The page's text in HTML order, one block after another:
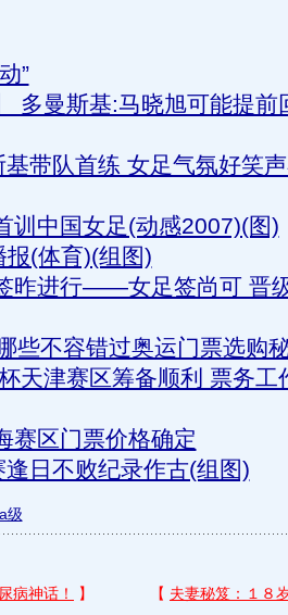
”
多曼斯基:马晓旭可能提前
基带队首练 女足气氛好笑
训中国女足(动感2007)(图)
(体育)(组图)
昨进行——女足签尚可 晋
些不容错过奥运门票选购
天津赛区筹备顺利 票务工
赛区门票价格确定
日不败纪录作古(组图)
a级